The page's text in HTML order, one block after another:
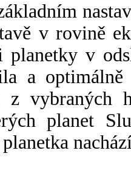
v rovině
planetky v
a
z vybraných
planet
planetka